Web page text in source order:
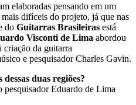
elaboradas pensando em um
difíceis do projeto, já que nas
do Guitarras Brasileiras está
Visconti de Lima abordou
criação da guitarra
e pesquisador Charles Gavin.
duas regiões?
pesquisador Eduardo de Lima